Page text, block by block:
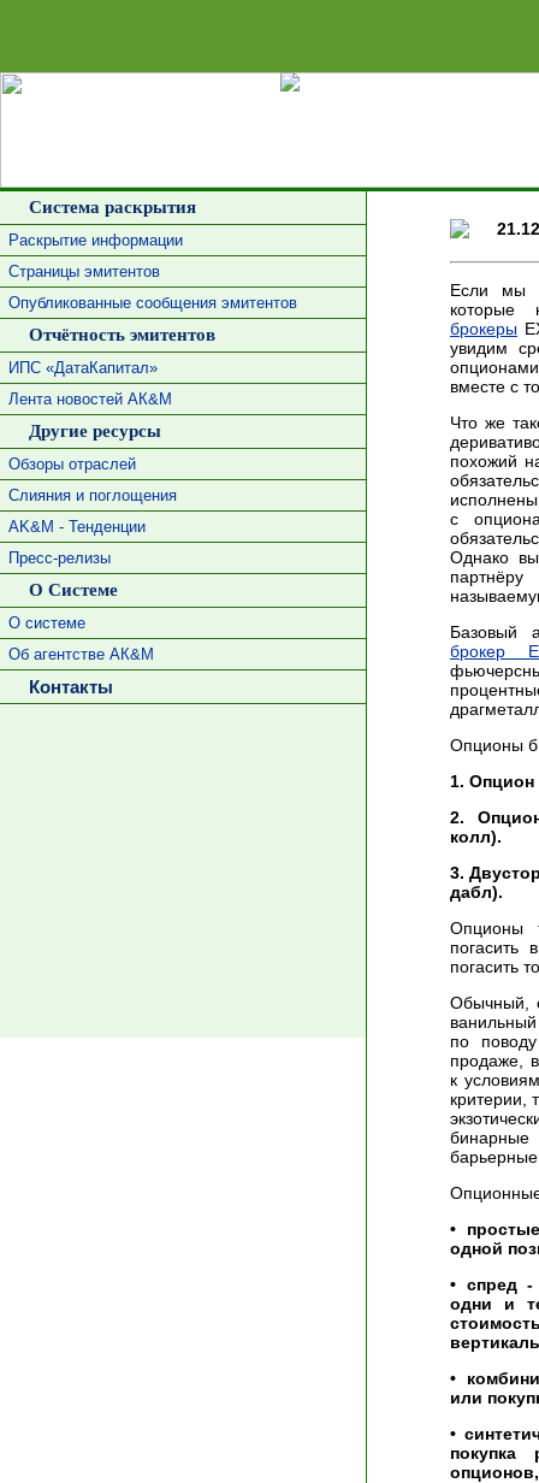
Система раскрытия
Раскрытие информации
Страницы эмитентов
Опубликованные сообщения эмитентов
Отчётность эмитентов
ИПС «ДатаКапитал»
Лента новостей АК&М
Другие ресурсы
Обзоры отраслей
Слияния и поглощения
AK&M - Тенденции
Пресс-релизы
О Системе
О системе
Об агентстве АК&М
Контакты
Если мы
которые
брокеры
увидим
вместе с
Что же
похожий
с
Однако вы
Базовый
брокер
Опционы
1. Опцион
2.
колл).
3.
дабл).
Опционы
погасить
погасить
Обычный,
по
продаже,
к
критерии,
•
одной
• спред
одни и
•
или
•